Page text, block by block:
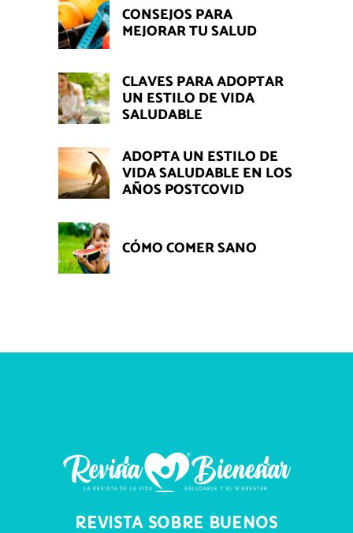
CONSEJOS PARA
MEJORAR TU SALUD
CLAVES PARA ADOPTAR
UN ESTILO DE VIDA
SALUDABLE
ADOPTA UN ESTILO DE
VIDA SALUDABLE EN LOS
AÑOS POSTCOVID
CÓMO COMER SANO
REVISTA SOBRE BUENOS